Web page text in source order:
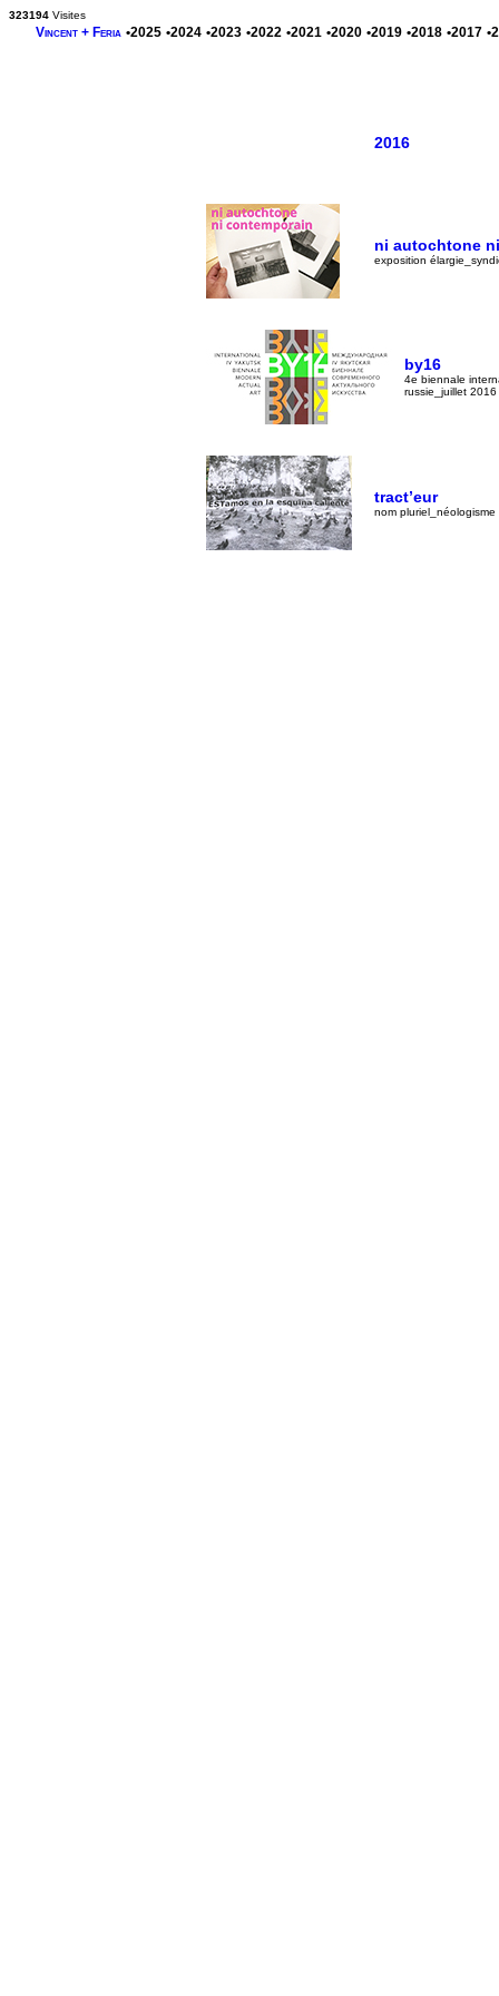
2016
ni autochtone
exposition
by16
4e biennale
russie_juillet 2016
tract’eur
nom
323194 Visites
Vincent + Feria •2025 •2024 •2023 •2022 •2021 •2020 •2019 •2018 •2017